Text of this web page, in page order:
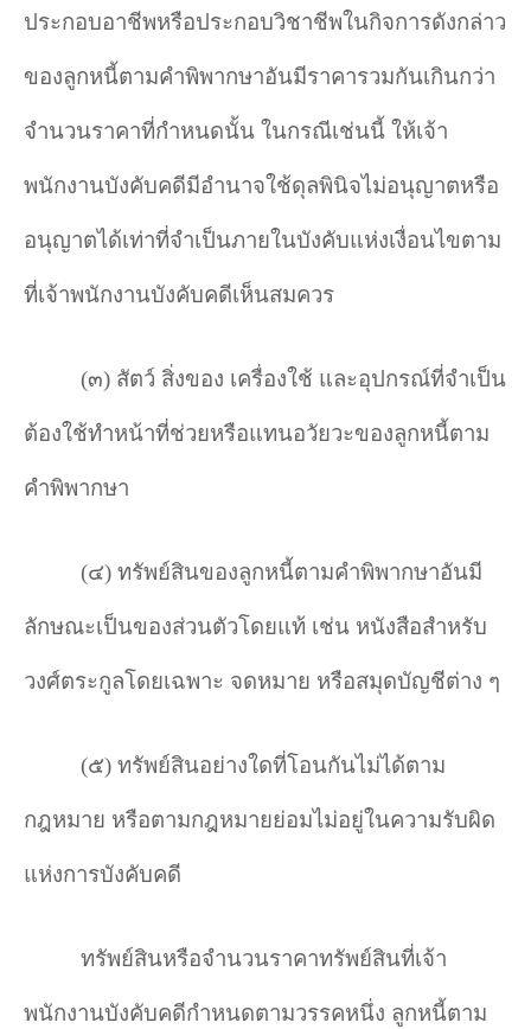
ประกอบอาชีพหรือประกอบวิชาชีพในกิจการดังกล่าว
ของลูกหนี้ตามคำพิพากษาอันมีราคารวมกันเกินกว่า
จำนวนราคาที่กำหนดนั้น ในกรณีเช่นนี้ ให้เจ้า
พนักงานบังคับคดีมีอำนาจใช้ดุลพินิจไม่อนุญาตหรือ
อนุญาตได้เท่าที่จำเป็นภายในบังคับแห่งเงื่อนไขตาม
ที่เจ้าพนักงานบังคับคดีเห็นสมควร
(๓) สัตว์ สิ่งของ เครื่องใช้ และอุปกรณ์ที่จำเป็น
ต้องใช้ทำหน้าที่ช่วยหรือแทนอวัยวะของลูกหนี้ตาม
คำพิพากษา
(๔) ทรัพย์สินของลูกหนี้ตามคำพิพากษาอันมี
ลักษณะเป็นของส่วนตัวโดยแท้ เช่น หนังสือสำหรับ
วงศ์ตระกูลโดยเฉพาะ จดหมาย หรือสมุดบัญชีต่าง ๆ
(๕) ทรัพย์สินอย่างใดที่โอนกันไม่ได้ตาม
กฎหมาย หรือตามกฎหมายย่อมไม่อยู่ในความรับผิด
แห่งการบังคับคดี
ทรัพย์สินหรือจำนวนราคาทรัพย์สินที่เจ้า
พนักงานบังคับคดีกำหนดตามวรรคหนึ่ง ลูกหนี้ตาม